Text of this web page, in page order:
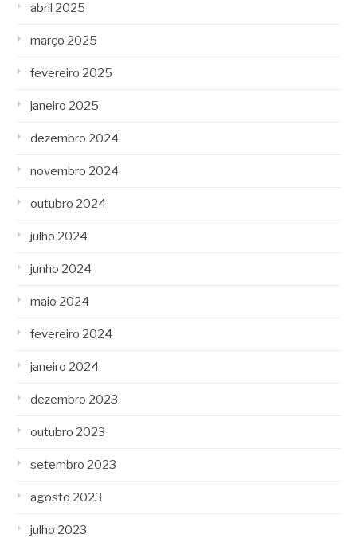
abril 2025
março 2025
fevereiro 2025
janeiro 2025
dezembro 2024
novembro 2024
outubro 2024
julho 2024
junho 2024
maio 2024
fevereiro 2024
janeiro 2024
dezembro 2023
outubro 2023
setembro 2023
agosto 2023
julho 2023